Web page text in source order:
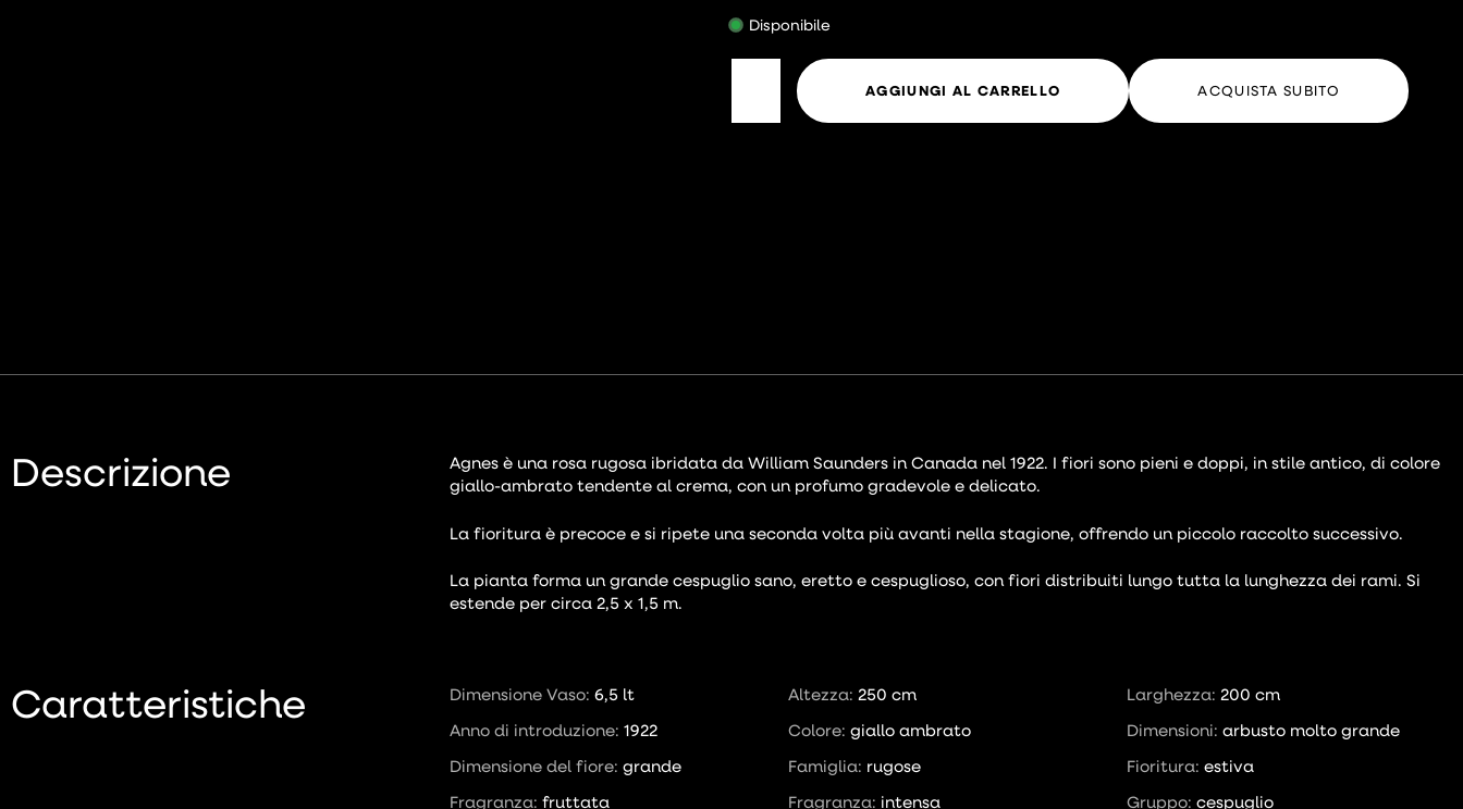
Disponibile
AGGIUNGI AL CARRELLO ACQUISTA SUBITO
Descrizione
Agnes è una rosa rugosa ibridata da William Saunders in Canada nel 1922. I fiori sono pieni e doppi, in stile antico, di colore
giallo-ambrato tendente al crema, con un profumo gradevole e delicato.
La fioritura è precoce e si ripete una seconda volta più avanti nella stagione, offrendo un piccolo raccolto successivo.
La pianta forma un grande cespuglio sano, eretto e cespuglioso, con fiori distribuiti lungo tutta la lunghezza dei rami. Si
estende per circa 2,5 x 1,5 m.
Caratteristiche Dimensione Vaso:6,5 lt Altezza: 250 cm Larghezza: 200 cm
Anno di introduzione:1922 Colore:giallo ambrato Dimensioni:arbusto molto grande
Dimensione del fiore:grande Famiglia: rugose Fioritura:estiva
Fragranza:fruttata Fragranza: intensa Gruppo:cespuglio